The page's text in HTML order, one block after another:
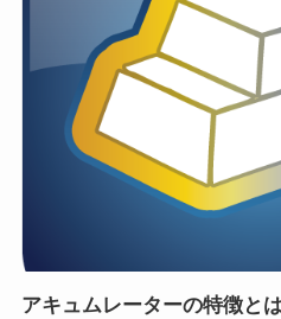
アキュムレーターの特徴と